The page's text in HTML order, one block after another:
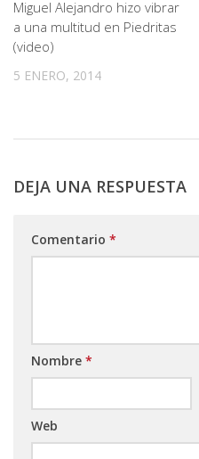
Miguel Alejandro hizo vibrar
a una multitud en Piedritas
(video)
5 ENERO, 2014
DEJA UNA RESPUESTA
Comentario *
Nombre *
Web